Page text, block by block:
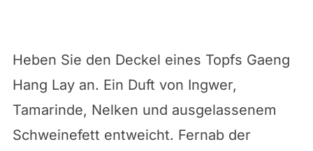
Heben Sie den Deckel eines Topfs Gaeng
Hang Lay an. Ein Duft von Ingwer,
Tamarinde, Nelken und ausgelassenem
Schweinefett entweicht. Fernab der